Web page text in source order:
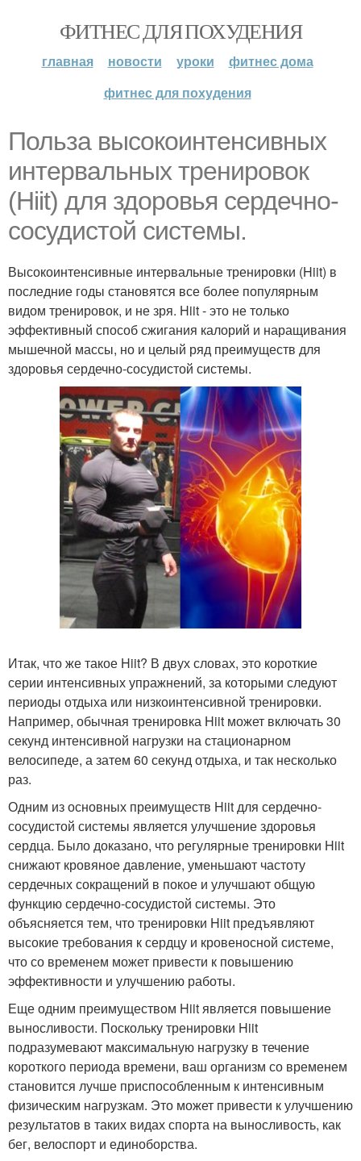
ФИТНЕС ДЛЯ ПОХУДЕНИЯ
главная новости уроки
фитнес дома
фитнес для похудения
Польза высокоинтенсивных
интервальных тренировок
(Hiit) для здоровья сердечно-
сосудистой системы.
Высокоинтенсивные интервальные тренировки (Hiit) в
последние годы становятся все более популярным
видом тренировок, и не зря. Hiit - это не только
эффективный способ сжигания калорий и наращивания
мышечной массы, но и целый ряд преимуществ для
здоровья сердечно-сосудистой системы.
Итак, что же такое Hiit? В двух словах, это короткие
серии интенсивных упражнений, за которыми следуют
периоды отдыха или низкоинтенсивной тренировки.
Например, обычная тренировка Hiit может включать 30
секунд интенсивной нагрузки на стационарном
велосипеде, а затем 60 секунд отдыха, и так несколько
раз.
Одним из основных преимуществ Hiit для сердечно-
сосудистой системы является улучшение здоровья
сердца. Было доказано, что регулярные тренировки Hiit
снижают кровяное давление, уменьшают частоту
сердечных сокращений в покое и улучшают общую
функцию сердечно-сосудистой системы. Это
объясняется тем, что тренировки Hiit предъявляют
высокие требования к сердцу и кровеносной системе,
что со временем может привести к повышению
эффективности и улучшению работы.
Еще одним преимуществом Hiit является повышение
выносливости. Поскольку тренировки Hiit
подразумевают максимальную нагрузку в течение
короткого периода времени, ваш организм со временем
становится лучше приспособленным к интенсивным
физическим нагрузкам. Это может привести к улучшению
результатов в таких видах спорта на выносливость, как
бег, велоспорт и единоборства.